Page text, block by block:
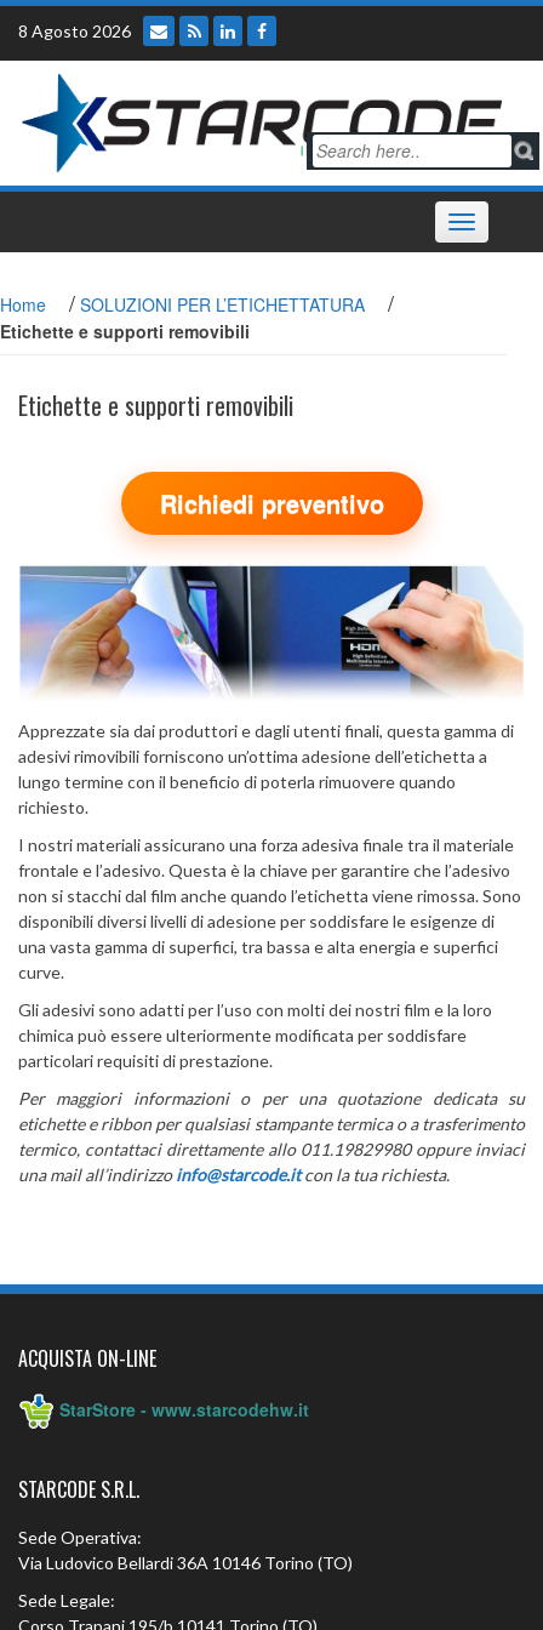
Skip
content
8 Agosto 2026
Toggle
navigation
Home / SOLUZIONI PER L’ETICHETTATURA /
Etichette e supporti removibili
Etichette e supporti removibili
Richiedi preventivo
Apprezzate sia dai produttori e dagli utenti finali, questa gamma di
adesivi rimovibili forniscono un’ottima adesione dell’etichetta a
lungo termine con il beneficio di poterla rimuovere quando
richiesto.
I nostri materiali assicurano una forza adesiva finale tra il materiale
frontale e l’adesivo. Questa è la chiave per garantire che l’adesivo
non si stacchi dal film anche quando l’etichetta viene rimossa. Sono
disponibili diversi livelli di adesione per soddisfare le esigenze di
una vasta gamma di superfici, tra bassa e alta energia e superfici
curve.
Gli adesivi sono adatti per l’uso con molti dei nostri film e la loro
chimica può essere ulteriormente modificata per soddisfare
particolari requisiti di prestazione.
Per maggiori informazioni o per una quotazione dedicata su
etichette e ribbon per qualsiasi stampante termica o a trasferimento
termico, contattaci direttamente allo 011.19829980oppure inviaci
una mail all’indirizzoinfo@starcode.itcon la tua richiesta.
ACQUISTA ON-LINE
StarStore - www.starcodehw.it
STARCODE S.R.L.
Sede Operativa:
Via Ludovico Bellardi 36A 10146 Torino (TO)
Sede Legale:
Corso Trapani 195/b 10141 Torino (TO)